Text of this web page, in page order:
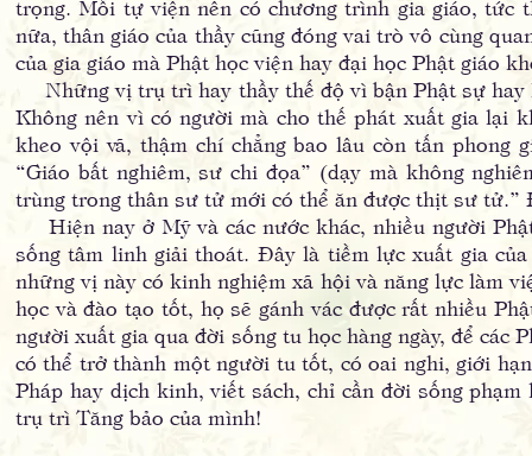
trọng. Mỗi tự viện nên có chương trình gia giáo, tức
nữa, thân giáo của thầy cũng đóng vai trò vô cùng
của gia giáo mà Phật học viện hay đại học Phật giáo
Những vị trụ trì hay thầy thế độ vì bận Phật sự hay
Không nên vì có người mà cho thế phát xuất gia lại
kheo vội vã, thậm chí chẳng bao lâu còn tấn
“Giáo bất nghiêm, sư chi đọa” (dạy mà không
trùng trong thân sư tử mới có thể ăn được thịt sư tử.”
Hiện nay ở Mỹ và các nước khác, nhiều người
sống tâm linh giải thoát. Đây là tiềm lực xuất gia
những vị này có kinh nghiệm xã hội và năng lực làm
học và đào tạo tốt, họ sẽ gánh vác được rất nhiều
người xuất gia qua đời sống tu học hàng ngày, để các
có thể trở thành một người tu tốt, có oai nghi, giới
Pháp hay dịch kinh, viết sách, chỉ cần đời sống
trụ trì Tăng bảo của mình!